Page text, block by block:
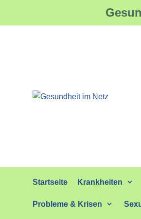
Zum
Startseite Krankheiten
Probleme & Krisen